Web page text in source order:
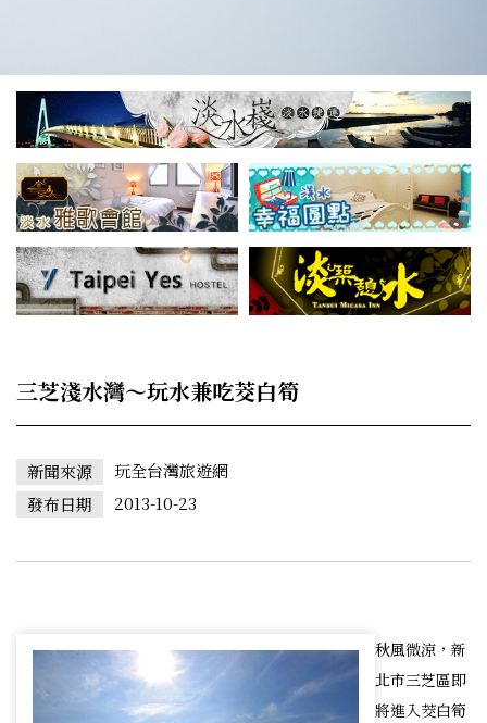
三芝淺水灣～玩水兼吃茭白筍
新聞來源
玩全台灣旅遊網
發布日期
2013-10-23
秋風微涼，新
北市三芝區即
將進入茭白筍